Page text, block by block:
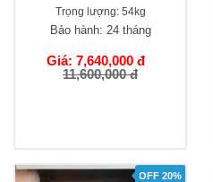
Trọng lượng:54kg
Bảo hành: 24 tháng
Giá: 7,640,000 đ
11,600,000 đ
OFF 20%